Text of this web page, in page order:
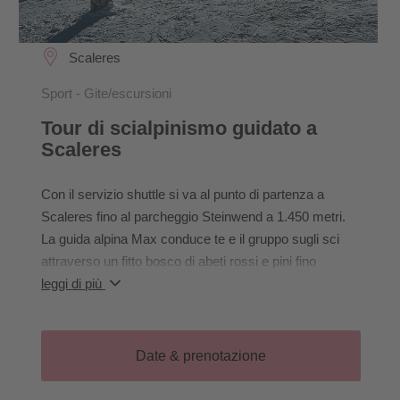
Scaleres
Sport - Gite/escursioni
Tour di scialpinismo guidato a
Scaleres
Con il servizio shuttle si va al punto di partenza a
Scaleres fino al parcheggio Steinwend a 1.450 metri.
La guida alpina Max conduce te e il gruppo sugli sci
attraverso un fitto bosco di abeti rossi e pini fino
all'Hochalm. Lì la valle diventa un po' più ampia. Lungo
questo altopiano, la vista si apre sulle montagne
circostanti, Lorenzispitze, Plankenhorn e la
leggi di più
Date & prenotazione